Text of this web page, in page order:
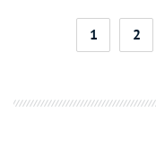
1 2